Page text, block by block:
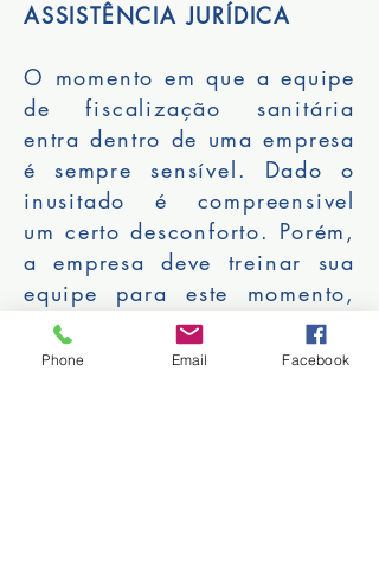
ASSISTÊNCIA JURÍDICA
O momento em que a equipe
de fiscalização sanitária
entra dentro de uma empresa
é sempre sensível. Dado o
inusitado é compreensivel
um certo desconforto. Porém,
a empresa deve treinar sua
equipe para este momento,
posto que é atividade
rotineira da fiscalização e
Phone Email Facebook